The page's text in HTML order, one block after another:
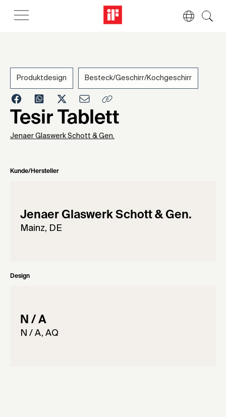
1955
Produktdesign Besteck/Geschirr/Kochgeschirr
Tesir Tablett
Jenaer Glaswerk Schott & Gen.
Kunde/Hersteller
Jenaer Glaswerk Schott & Gen.
Mainz, DE
Design
N / A
N / A, AQ